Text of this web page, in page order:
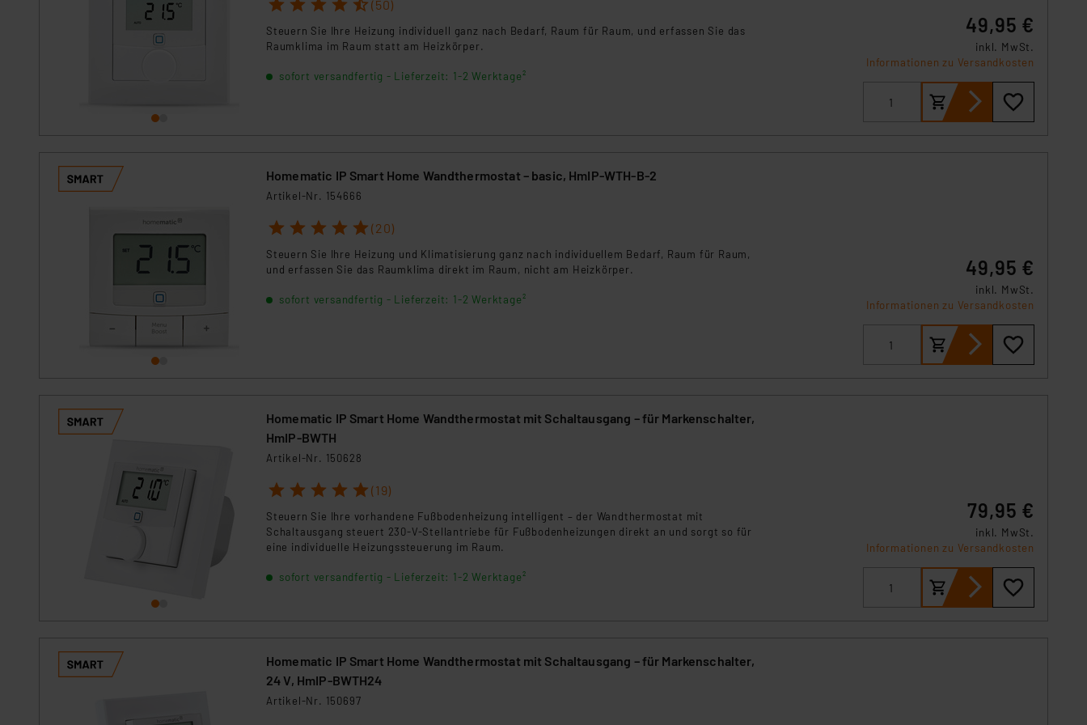
Für die USA besteht kein Angemessenheitsbeschluss der EU. Dies bedeutet, dass die USA als Land mit unzureichendem
Datenschutz nach EU-Standards eingestuft wird. So besteht etwa das Risiko, dass US-Behörden personenbezogene
Daten in Überwachungsprogrammen verarbeiten, ohne dass hiergegen Klagemöglichkeiten für Europäer bestehen.
Kommission sowie einer eigenen Beurteilung der mit der Datenübermittlung, insbesondere der Art der übermittelten
(50)
Steuern Sie Ihre Heizung individuell ganz nach Bedarf, Raum für Raum, und erfassen Sie das
Raumklima im Raum statt am Heizkörper.
sofort versandfertig - Lieferzeit: 1-2 Werktage²
49,95 €
inkl. MwSt.
Informationen zu Versandkosten
Homematic IP Smart Home Wandthermostat – basic, HmIP-WTH-B-2
Artikel-Nr. 154666
1 2 3 4 5 (20)
Steuern Sie Ihre Heizung und Klimatisierung ganz nach individuellem Bedarf, Raum für Raum,
und erfassen Sie das Raumklima direkt im Raum, nicht am Heizkörper.
sofort versandfertig - Lieferzeit: 1-2 Werktage²
49,95 €
inkl. MwSt.
Informationen zu Versandkosten
Homematic IP Smart Home Wandthermostat mit Schaltausgang – für Markenschalter,
HmIP-BWTH
Artikel-Nr. 150628
1 2 3 4 5 (19)
Steuern Sie Ihre vorhandene Fußbodenheizung intelligent – der Wandthermostat mit
Schaltausgang steuert 230-V-Stellantriebe für Fußbodenheizungen direkt an und sorgt so für
eine individuelle Heizungssteuerung im Raum.
sofort versandfertig - Lieferzeit: 1-2 Werktage²
79,95 €
inkl. MwSt.
Informationen zu Versandkosten
Homematic IP Smart Home Wandthermostat mit Schaltausgang – für Markenschalter,
24 V, HmIP-BWTH24
Artikel-Nr. 150697